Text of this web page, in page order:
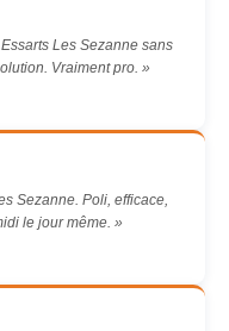
Les Sezanne sans
Vraiment pro. »
Sezanne. Poli, efficace,
le jour même. »